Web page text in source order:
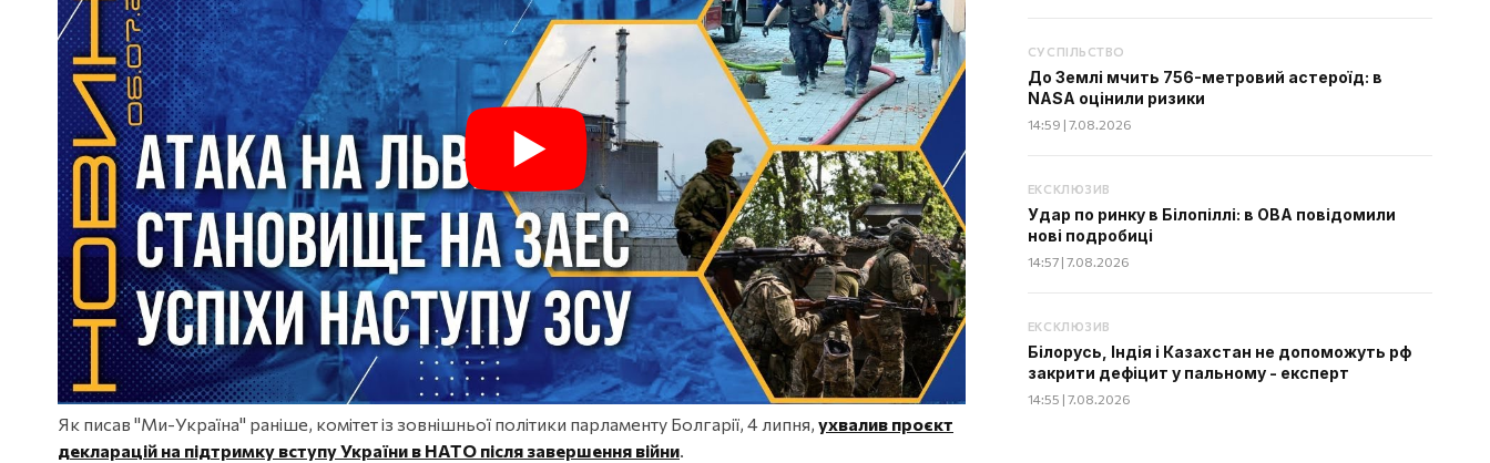
Як писав "Ми-Україна" раніше, комітет із зовнішньої політики парламенту Болгарії, 4 липня, ухвалив проєкт
декларацій на підтримку вступу України в НАТО після завершення війни.
СУСПІЛЬСТВО
До Землі мчить 756-метровий астероїд: в
NASA оцінили ризики
14:59 | 7.08.2026
ЕКСКЛЮЗИВ
Удар по ринку в Білопіллі: в ОВА повідомили
нові подробиці
14:57 | 7.08.2026
ЕКСКЛЮЗИВ
Білорусь, Індія і Казахстан не допоможуть рф
закрити дефіцит у пальному - експерт
14:55 | 7.08.2026